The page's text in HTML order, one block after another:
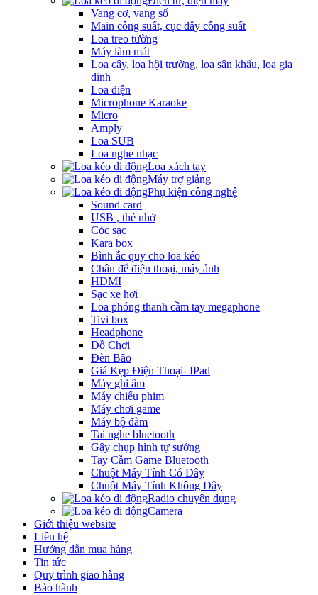
Vang cơ, vang số
Main công suất, cục đẩy công suất
Loa treo tường
Máy làm mát
Loa cây, loa hội trường, loa sân khấu, loa gia
đinh
Loa điện
Microphone Karaoke
Micro
Amply
Loa SUB
Loa nghe nhạc
Loa xách tay
Máy trợ giảng
Phụ kiện công nghệ
Sound card
USB , thẻ nhớ
Cóc sạc
Kara box
Bình ắc quy cho loa kéo
Chân để điện thoại, máy ảnh
HDMI
Sạc xe hơi
Loa phóng thanh cầm tay megaphone
Tivi box
Headphone
Đồ Chơi
Đèn Bão
Giá Kẹp Điện Thoại- IPad
Máy ghi âm
Máy chiếu phim
Máy chơi game
Máy bộ đàm
Tai nghe bluetooth
Gậy chụp hình tự sướng
Tay Cầm Game Bluetooth
Chuột Máy Tính Có Dây
Chuột Máy Tính Không Dây
Radio chuyên dụng
Camera
Giới thiệu website
Liên hệ
Hướng dẫn mua hàng
Tin tức
Quy trình giao hàng
Bảo hành